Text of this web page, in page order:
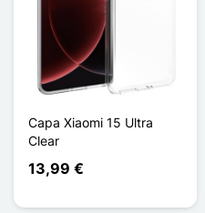
Capa Xiaomi 15 Ultra
Clear
13,99 €